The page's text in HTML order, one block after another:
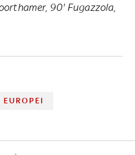
90' Fugazzola,
EUROPEI